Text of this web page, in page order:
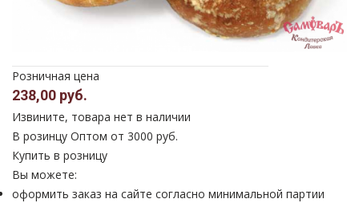
Розничная цена
238,00 руб.
Извините, товара нет в наличии
В розинцу Оптом от 3000 руб.
Купить в розницу
Вы можете:
оформить заказ на сайте согласно минимальной партии